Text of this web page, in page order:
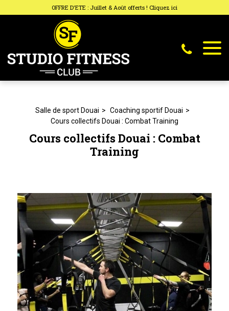
OFFRE D'ETE : Juillet & Août offerts ! Cliquez ici
Salle de sport Douai
Coaching sportif Douai
Cours collectifs Douai : Combat Training
Cours collectifs Douai : Combat
Training
Panneau de gestion des cookies